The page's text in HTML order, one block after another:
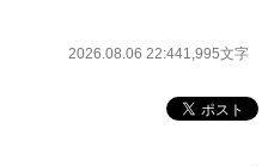
2026.08.06 22:441,995文字